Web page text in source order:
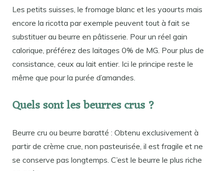
Les petits suisses, le fromage blanc et les yaourts mais
encore la ricotta par exemple peuvent tout à fait se
substituer au beurre en pâtisserie. Pour un réel gain
calorique, préférez des laitages 0% de MG. Pour plus de
consistance, ceux au lait entier. Ici le principe reste le
même que pour la purée d’amandes.
Quels sont les beurres crus ?
Beurre cru ou beurre baratté : Obtenu exclusivement à
partir de crème crue, non pasteurisée, il est fragile et ne
se conserve pas longtemps. C’est le beurre le plus riche